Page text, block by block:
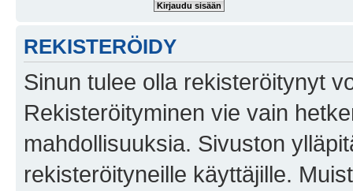
REKISTERÖIDY
Sinun tulee olla rekisteröitynyt
Rekisteröityminen vie vain
mahdollisuuksia. Sivuston
rekisteröityneille käyttäjille.